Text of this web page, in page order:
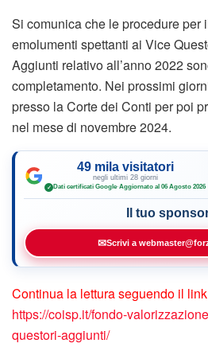
Si comunica che le procedure per
emolumenti spettanti ai Vice
Aggiunti relativo all’anno 2022
completamento. Nei prossimi
presso la Corte dei Conti per poi
nel mese di novembre 2024.
49 mila visitatori
negli ultimi 28 giorni
✓ Dati certificati Google·Aggiornato al 06 Agosto 2026
Il tuo
✉Scrivi a
Continua la lettura seguendo il
https://coisp.it/fondo-
questori-aggiunti/